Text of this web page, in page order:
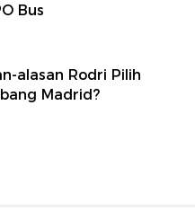
Bus
alasan Rodri Pilih
Madrid?